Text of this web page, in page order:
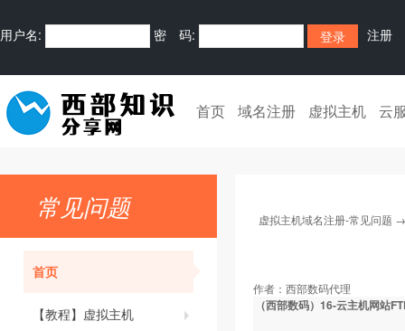
用户名: 密 码: 注册
首页 域名注册 虚拟主机 云
常见问题
首页
【教程】虚拟主机
虚拟主机域名注册-常见问题
作者： 西部数码代理
（西部数码）16-云主机网站